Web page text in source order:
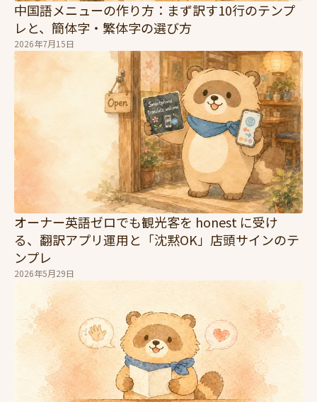
中国語メニューの作り方：まず訳す10行のテンプ
レと、簡体字・繁体字の選び方
2026年7月15日
オーナー英語ゼロでも観光客を honest に受け
る、翻訳アプリ運用と「沈黙OK」店頭サインのテ
ンプレ
2026年5月29日